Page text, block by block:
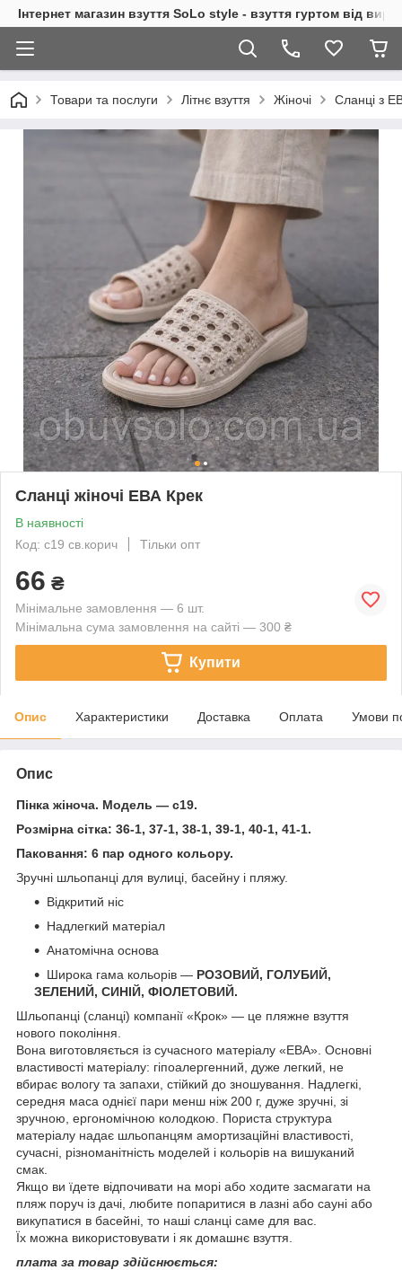
Інтернет магазин взуття SoLo style - взуття гуртом від
Товари та послуги Літнє взуття Жіночі Сланці з
Сланці жіночі ЕВА Крек
В наявності
Код: с19 св.корич
Тільки опт
66 ₴
Мінімальне замовлення — 6 шт.
Мінімальна сума замовлення на сайті — 300 ₴
Купити
Опис Характеристики Доставка Оплата Умови
Опис
Пінка жіноча. Модель — с19.
Розмірна сітка: 36-1, 37-1, 38-1, 39-1, 40-1, 41-1.
Паковання: 6 пар одного кольору.
Зручні шльопанці для вулиці, басейну і пляжу.
Відкритий ніс
Надлегкий матеріал
Анатомічна основа
Широка гама кольорів — РОЗОВИЙ, ГОЛУБИЙ,
ЗЕЛЕНИЙ, СИНІЙ, ФІОЛЕТОВИЙ.
Шльопанці (сланці) компанії «Крок» — це пляжне взуття
нового покоління.
Вона виготовляється із сучасного матеріалу «ЕВА». Основні
властивості матеріалу: гіпоалергенний, дуже легкий, не
вбирає вологу та запахи, стійкий до зношування. Надлегкі,
середня маса однієї пари менш ніж 200 г, дуже зручні, зі
зручною, ергономічною колодкою. Пориста структура
матеріалу надає шльопанцям амортизаційні властивості,
сучасні, різноманітність моделей і кольорів на вишуканий
смак.
Якщо ви їдете відпочивати на морі або ходите засмагати на
пляж поруч із дачі, любите попаритися в лазні або сауні або
викупатися в басейні, то наші сланці саме для вас.
Їх можна використовувати і як домашнє взуття.
плата за товар здійснюється: